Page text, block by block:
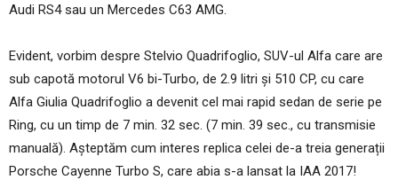
Audi RS4 sau un Mercedes C63 AMG.
Evident, vorbim despre Stelvio Quadrifoglio, SUV-ul Alfa care are
sub capotă motorul V6 bi-Turbo, de 2.9 litri și 510 CP, cu care
Alfa Giulia Quadrifoglio a devenit cel mai rapid sedan de serie pe
Ring, cu un timp de 7 min. 32 sec. (7 min. 39 sec., cu transmisie
manuală). Așteptăm cum interes replica celei de-a treia generații
Porsche Cayenne Turbo S, care abia s-a lansat la IAA 2017!